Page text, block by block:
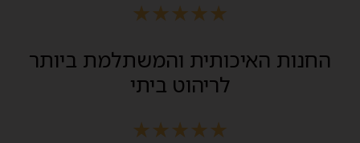
★
★
★
★
★
החנות האיכותית והמשתלמת ביותר
לריהוט ביתי
★
★
★
★
★